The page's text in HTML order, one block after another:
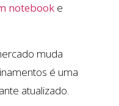
notebook e
muda
é uma
atualizado.